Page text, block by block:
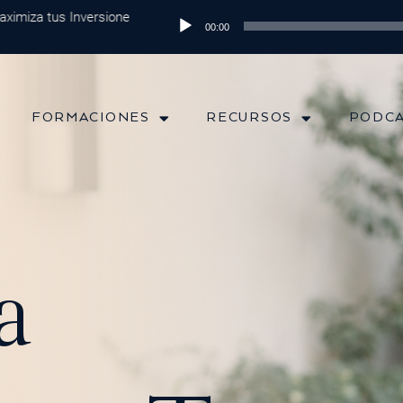
Inversiones Episodio 202: Diversificación Global: Protege tu
Reproductor
00:00
FORMACIONES RECURSOS